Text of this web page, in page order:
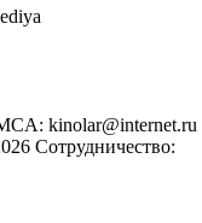
kinolar@internet.ru
Сотрудничество: